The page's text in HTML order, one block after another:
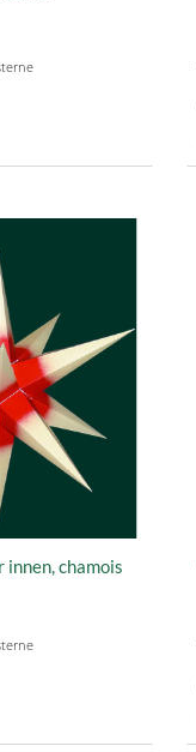
chamois